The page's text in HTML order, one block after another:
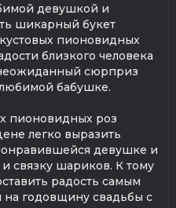
девушкой и
шикарный букет
пионовидных
близкого человека
сюрприз
бабушке.
пионовидных роз
легко выразить
девушке и
связку шариков. К тому
радость самым
годовщину свадьбы с